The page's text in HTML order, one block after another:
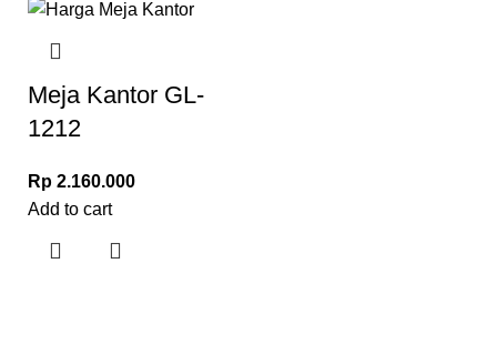
Meja Kantor GL-
1212
Rp 2.160.000
Add to cart